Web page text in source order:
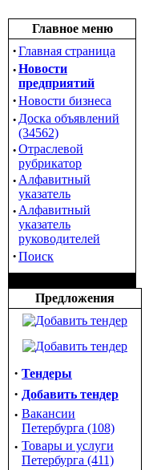
Главное меню
·Главная страница
·Новости
предприятий
·Новости бизнеса
· Доска объявлений
(34562)
·Отраслевой
рубрикатор
· Алфавитный
указатель
· Алфавитный
указатель
руководителей
·Поиск
Предложения
· Тендеры
· Добавить тендер
· Вакансии
Петербурга (108)
· Товары и услуги
Петербурга (411)